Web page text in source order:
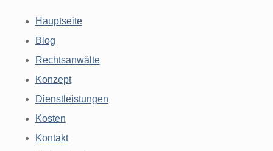
Hauptseite
Blog
Rechtsanwälte
Konzept
Dienstleistungen
Kosten
Kontakt